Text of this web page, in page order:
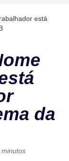
está
da
minutos